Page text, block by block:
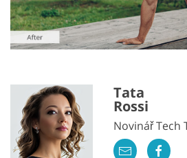
Tata
Rossi
Novinář Tech